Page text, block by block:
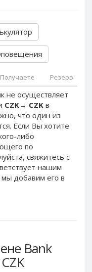
Получаете Резерв
не осуществляет
CZK→ CZK в
что один из
Если Вы хотите
либо
по
свяжитесь с
нашим
добавим его в
Bank
PayPal NZD
PayPal NOK
PayPal PLN
PayPal SGD
PayPal SEK
PayPal CHF
PayPal MYR
Webmoney WMZ
Webmoney WMR
Webmoney WME
Webmoney WMU
Skril USD
Skril EUR